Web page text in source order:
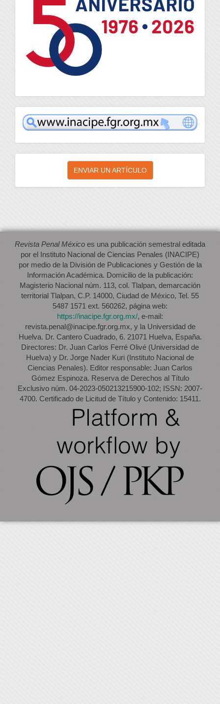
inacipe
Enviar
artículo
ENVIAR UN ARTÍCULO
Revista Penal México es una publicación semestral editada
por el Instituto Nacional de Ciencias Penales (INACIPE)
por medio de la División de Publicaciones y Gestión de la
Información Académica. Domicilio de la publicación:
Magisterio Nacional núm. 113, col. Tlalpan, demarcación
territorial Tlalpan, C.P. 14000, Ciudad de México, Tel. 55
5487 1571 ext. 560262, página web:
https://inacipe.fgr.org.mx/, e-mail:
revista.penal@inacipe.fgr.org.mx, y la Universidad de
Huelva. Dr. Cantero Cuadrado, 6. 21071 Huelva, España.
Directores: Dr. Juan Carlos Ferré Olivé (Universidad de
Huelva) y Dr. Jorge Nader Kuri (Instituto Nacional de
Ciencias Penales). Editor responsable: Juan Carlos
Gómez Espinoza. Reserva de Derechos al Título
Exclusivo núm. 04-2023-050213215900-102; ISSN: 2007-
4700. Certificado de Licitud de Título y Contenido: 15411.